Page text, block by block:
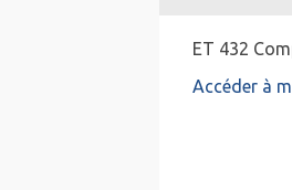
ET 432
Accéder à